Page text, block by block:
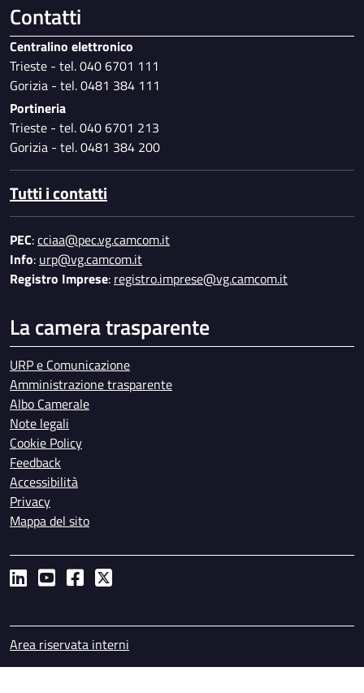
Contatti
Centralino elettronico
Trieste - tel. 040 6701 111
Gorizia - tel. 0481 384 111
Portineria
Trieste - tel. 040 6701 213
Gorizia - tel. 0481 384 200
Tutti i contatti
PEC:cciaa@pec.vg.camcom.it
Info: urp@vg.camcom.it
Registro Imprese: registro.imprese@vg.camcom.it
La camera trasparente
URP e Comunicazione
Amministrazione trasparente
Albo Camerale
Note legali
Cookie Policy
Feedback
Accessibilità
Privacy
Mappa del sito
Piè di pagina
Area riservata interni